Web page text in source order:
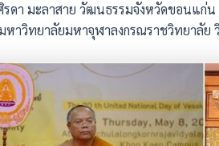
รดา มะลาสาย วัฒนธรรมจังหวัดขอนแก่
าวิทยาลัยมหาจุฬาลงกรณราชวิทยาลัย